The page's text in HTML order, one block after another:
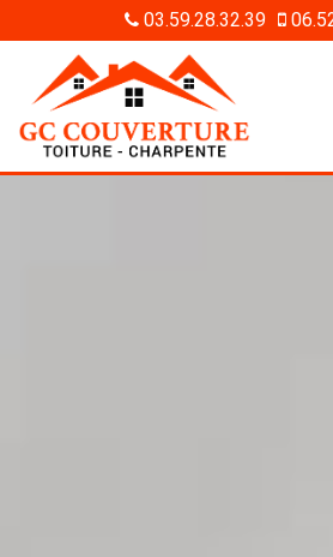
03.59.28.32.39